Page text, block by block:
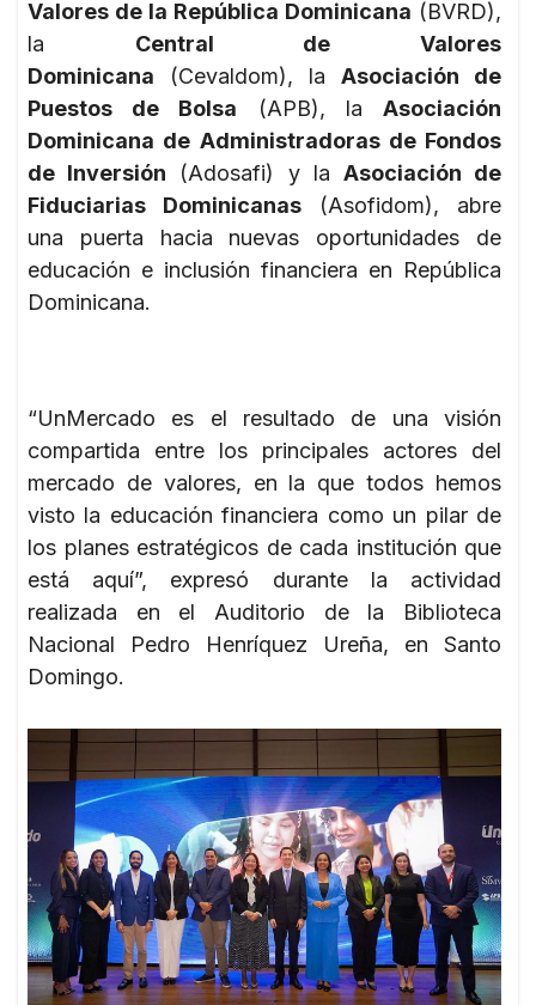
Valores de la República Dominicana (BVRD),
la Central de Valores
Dominicana (Cevaldom), la Asociación de
Puestos de Bolsa (APB), laAsociación
Dominicana de Administradoras de Fondos
de Inversión (Adosafi) y la Asociación de
Fiduciarias Dominicanas (Asofidom), abre
una puerta hacia nuevas oportunidades de
educación e inclusión financiera en República
Dominicana.
“UnMercado es el resultado de una visión
compartida entre los principales actores del
mercado de valores, en la que todos hemos
visto la educación financiera como un pilar de
los planes estratégicos de cada institución que
está aquí”, expresó durante la actividad
realizada en el Auditorio de la Biblioteca
Nacional Pedro Henríquez Ureña, en Santo
Domingo.